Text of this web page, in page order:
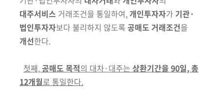
대주서비스 거래조건을 통일하여, 개인투자자가 기관·
법인투자자보다 불리하지 않도록 공매도 거래조건을
개선한다.
첫째, 공매도 목적의 대차·대주는 상환기간을 90일, 총
12개월로 통일한다.